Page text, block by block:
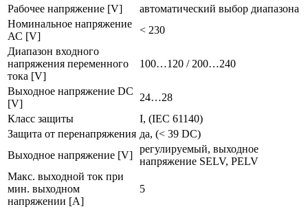
Рабочее напряжение [V]
автоматический выбор диапазона
Номинальное напряжение
АС [V]
< 230
Диапазон входного
напряжения переменного
тока [V]
100…120 / 200…240
Выходное напряжение DC
[V]
24…28
Класс защиты
I, (IEC 61140)
Защита от перенапряжения да, (< 39 DC)
Выходное напряжение [V]
регулируемый, выходное
напряжение SELV, PELV
Макс. выходной ток при
мин. выходном
напряжении [A]
5